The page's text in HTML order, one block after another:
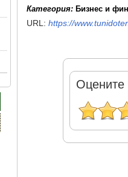
Категория: Бизнес и
URL: https://
Оцените